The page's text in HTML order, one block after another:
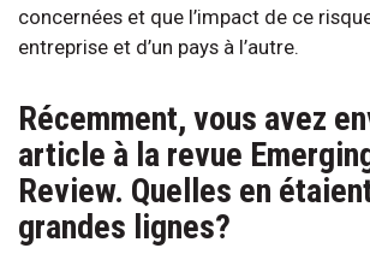
concernées et que l’impact de ce
entreprise et d’un pays à l’autre.
Récemment, vous avez
article à la revue
Review. Quelles en
grandes lignes?